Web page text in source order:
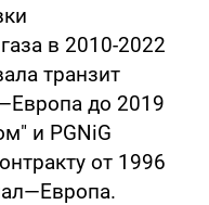
в 2010-2022
транзит
до 2019
и PGNiG
от 1996